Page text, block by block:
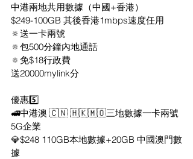
中港兩地共用數據（中國+香港）
$249-100GB 其後香港1mbps速度任用
🔅送一卡兩號
🔅包500分鐘內地通話
🔅免$18行政費
送20000mylink分
優惠5️⃣
🚅中港澳 🇨🇳 🇭🇰🇲🇴三地數據一卡兩號
5G企業
💎$248 110GB本地數據+20GB 中國澳門數
據